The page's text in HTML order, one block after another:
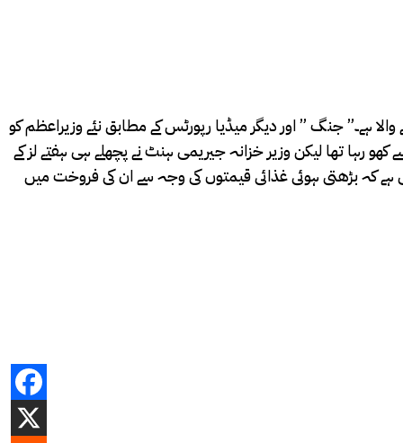
عمل شروع ہونے والا ہے۔” جنگ ” اور دیگر میڈیا رپورٹس کے مطابق نئے وزیراعظم کو
تیزی سے کھو رہا تھا لیکن وزیر خزانہ جیریمی ہنٹ نے پچھلے ہی ہفتے لز کے
ہے کہ بڑھتی ہوئی غذائی قیمتوں کی وجہ سے ان کی فروخت میں